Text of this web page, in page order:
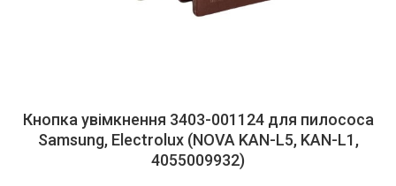
Кнопка увімкнення 3403-001124 для пилососа
Samsung, Electrolux (NOVA KAN-L5, KAN-L1,
4055009932)